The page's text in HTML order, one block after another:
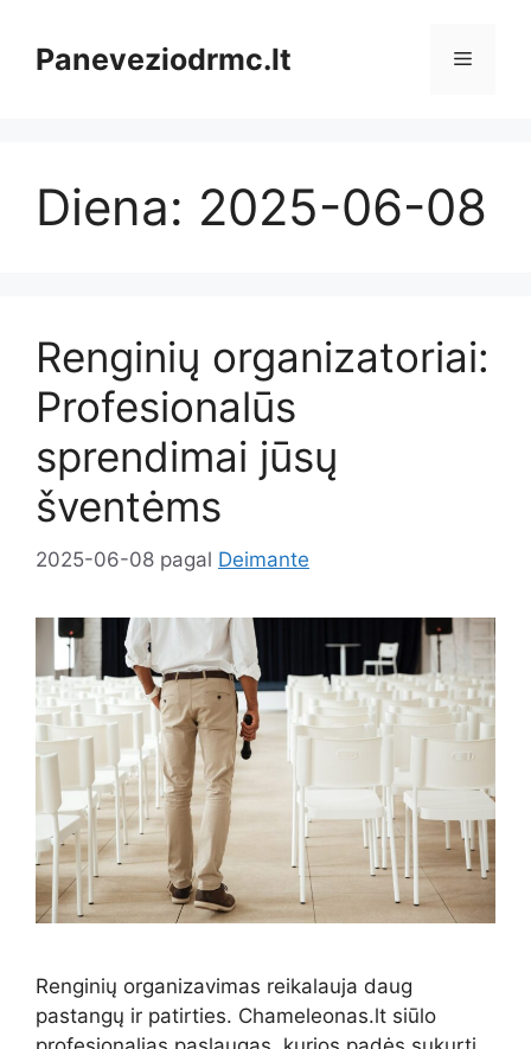
turinioPaneveziodrmc.lt Meniu
Diena: 2025-06-08
Renginių organizatoriai:
Profesionalūs
sprendimai jūsų
šventėms
2025-06-08 pagal Deimante
Renginių organizavimas reikalauja daug
pastangų ir patirties. Chameleonas.lt siūlo